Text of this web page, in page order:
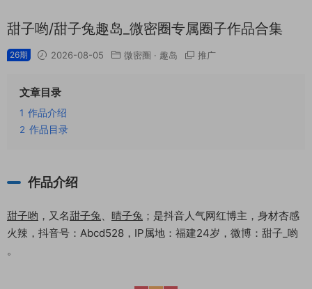
甜子哟/甜子兔趣岛_微密圈专属圈子作品合集
26期 2026-08-05 微密圈 · 趣岛 推广
文章目录
1 作品介绍
2 作品目录
作品介绍
甜子哟 ，又名甜子兔、 晴子兔 ；是抖音人气网红博主，身材杏感
火辣，抖音号：Abcd528，IP属地：福建24岁，微博：甜子_哟
。